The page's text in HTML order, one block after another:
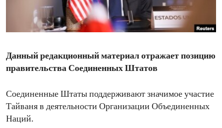
ENVIRONMENT AND HEALTH
IDEALS AND INSTITUTIONS
Данный редакционный материал отражает позицию
правительства Соединенных Штатов
Соединенные Штаты поддерживают значимое участие
Тайваня в деятельности Организации Объединенных
Наций.